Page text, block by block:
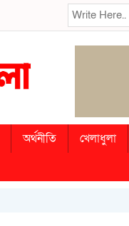
অর্থনীতি খেলাধুলা